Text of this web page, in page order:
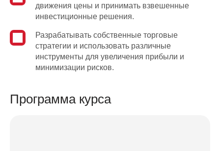
движения цены и принимать взвешенные
инвестиционные решения.
Разрабатывать собственные торговые
стратегии и использовать различные
инструменты для увеличения прибыли и
минимизации рисков.
Программа курса